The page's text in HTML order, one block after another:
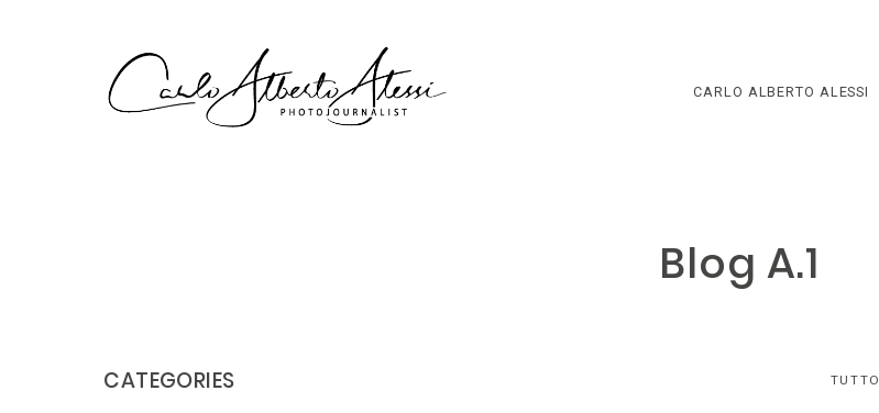
CARLO ALBERTO ALESSI
Blog A.1
CATEGORIES TUTTO